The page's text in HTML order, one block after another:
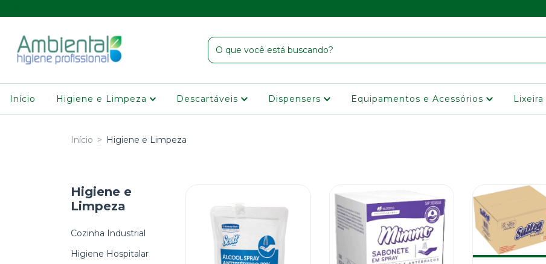
Início Higiene e Limpeza Descartáveis Dispensers Equipamentos e Acessórios
Início > Higiene e Limpeza
Higiene e
Limpeza
Cozinha Industrial
Higiene Hospitalar